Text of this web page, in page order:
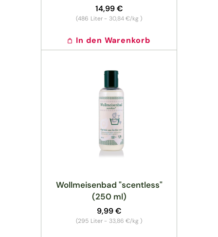
Normaler
Preis
14,99 €
(486 Liter - Grundpreis
30,84 €/kg )
In den Warenkorb
Wollmeisenbad "scentless"
(250 ml)
Normaler
Preis
9,99 €
(295 Liter - Grundpreis
33,86 €/kg )